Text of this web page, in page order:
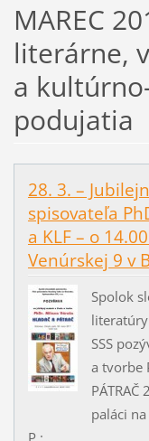
MAREC
literárne,
a
podujatia
28. 3. –
spisovateľa
a KLF – o
Venúrskej 9 v
Spolok
SSS
a tvorbe
paláci